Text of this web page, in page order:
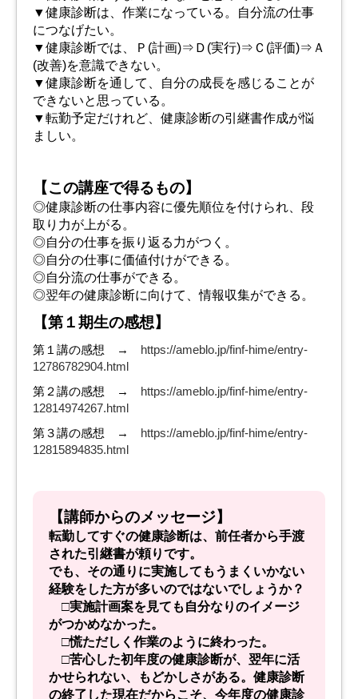
▼健康診断は、作業になっている。自分流の仕事
につなげたい。
▼健康診断では、Ｐ(計画)⇒Ｄ(実行)⇒Ｃ(評価)⇒Ａ
(改善)を意識できない。
▼健康診断を通して、自分の成長を感じることが
できないと思っている。
▼転勤予定だけれど、健康診断の引継書作成が悩
ましい。
【この講座で得るもの】
◎健康診断の仕事内容に優先順位を付けられ、段
取り力が上がる。
◎自分の仕事を振り返る力がつく。
◎自分の仕事に価値付けができる。
◎自分流の仕事ができる。
◎翌年の健康診断に向けて、情報収集ができる。
【第１期生の感想】
第１講の感想 → https://ameblo.jp/finf-hime/entry-
12786782904.html
第２講の感想 → https://ameblo.jp/finf-hime/entry-
12814974267.html
第３講の感想 → https://ameblo.jp/finf-hime/entry-
12815894835.html
【講師からのメッセージ】
転勤してすぐの健康診断は、前任者から手渡
された引継書が頼りです。
でも、その通りに実施してもうまくいかない
経験をした方が多いのではないでしょうか？
□実施計画案を見ても自分なりのイメージ
がつかめなかった。
□慌ただしく作業のように終わった。
□苦心した初年度の健康診断が、翌年に活
かせられない、もどかしさがある。 健康診断
の終了した現在だからこそ、今年度の健康診